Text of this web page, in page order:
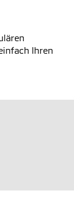
Ihren